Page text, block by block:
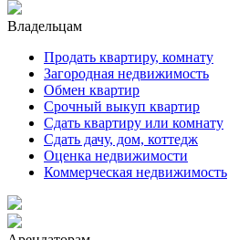
Владельцам
Продать квартиру, комнату
Загородная недвижимость
Обмен квартир
Срочный выкуп квартир
Сдать квартиру или комнату
Сдать дачу, дом, коттедж
Оценка недвижимости
Коммерческая недвижимость